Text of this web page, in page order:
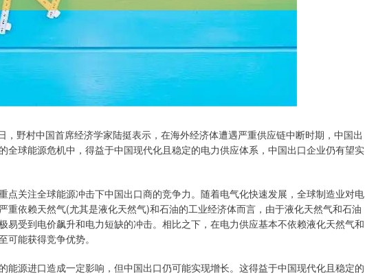
野村中国首席经济学家陆挺表示，在海外经济体遭遇严重供应链中断时期，中国出
全球能源危机中，得益于中国现代化且稳定的电力供应体系，中国出口企业仍有望实
关注全球能源冲击下中国出口商的竞争力。随着电气化快速发展，全球制造业对电
重依赖天然气(尤其是液化天然气)和石油的工业经济体而言，由于液化天然气和石油
易受到电价飙升和电力短缺的冲击。相比之下，在电力供应基本不依赖液化天然气和
能获得竞争优势。
源进口造成一定影响，但中国出口仍可能实现增长。这得益于中国现代化且稳定的